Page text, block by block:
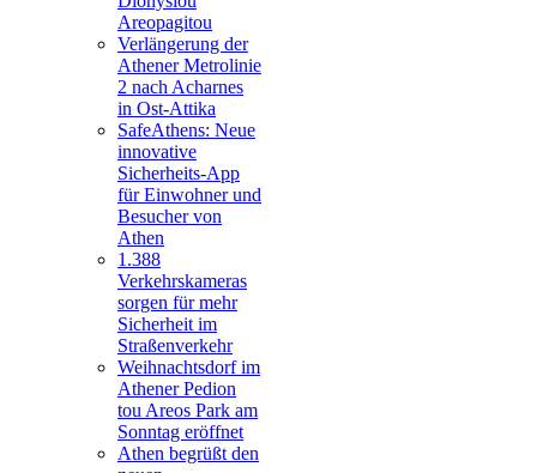
Areopagitou
Verlängerung der
Athener Metrolinie
2 nach Acharnes
in Ost-Attika
SafeAthens: Neue
innovative
Sicherheits-App
für Einwohner und
Besucher von
Athen
1.388
Verkehrskameras
sorgen für mehr
Sicherheit im
Straßenverkehr
Weihnachtsdorf im
Athener Pedion
tou Areos Park am
Sonntag eröffnet
Athen begrüßt den